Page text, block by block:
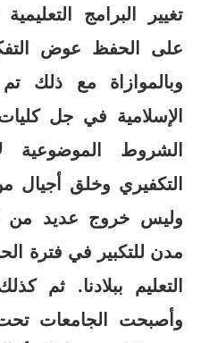
تغيير البرامج
على الحفظ عوض
وبالموازاة مع ذلك
الإسلامية في جل كليات
الشروط الموضوعية
التكفيري وخلق أجيال
وليس خروج عديد من
مدن للتكبير في فترة
التعليم ببلادنا. ثم
وأصبحت الجامعات